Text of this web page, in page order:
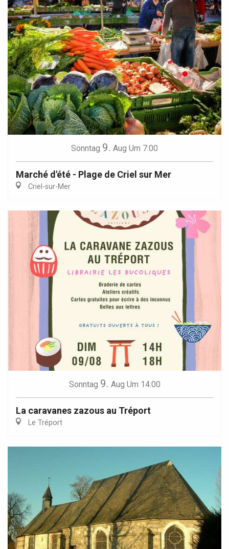
Sonntag 9. Aug Um 7:00
Marché d'été - Plage de Criel sur Mer
Criel-sur-Mer
Sonntag 9. Aug Um 14:00
La caravanes zazous au Tréport
Le Tréport